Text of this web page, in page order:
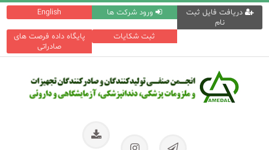
English ورود شرکت ها
دریافت فایل ثبت
نام
پایگاه داده فرصت های
صادراتی
ثبت شکایات